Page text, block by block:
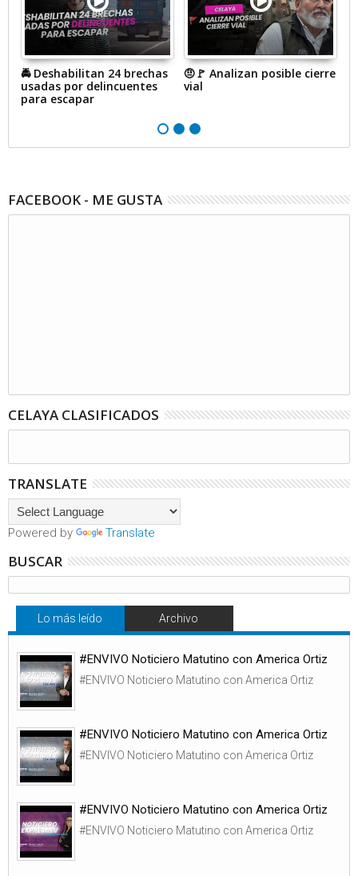
🚔 Deshabilitan 24 brechas
usadas por delincuentes
para escapar
🤨🚩 Analizan posible cierre
vial
FACEBOOK - ME GUSTA
CELAYA CLASIFICADOS
TRANSLATE
Powered by Translate
BUSCAR
Lo más leído Archivo
#ENVIVO Noticiero Matutino con America Ortiz
#ENVIVO Noticiero Matutino con America Ortiz
#ENVIVO Noticiero Matutino con America Ortiz
#ENVIVO Noticiero Matutino con America Ortiz
#ENVIVO Noticiero Matutino con America Ortiz
#ENVIVO Noticiero Matutino con America Ortiz